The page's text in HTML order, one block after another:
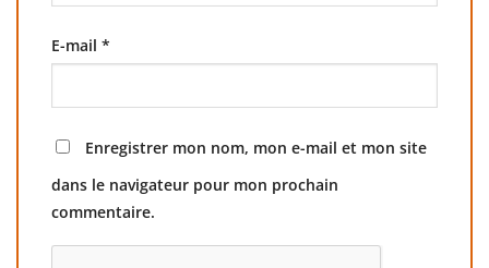
E-mail *
Enregistrer mon nom, mon e-mail et mon site
dans le navigateur pour mon prochain
commentaire.